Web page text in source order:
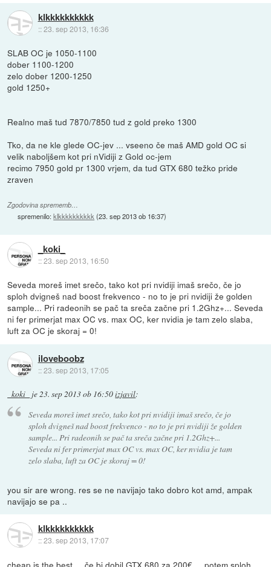
klkkkkkkkkkk
::23. sep 2013, 16:36
SLAB OC je 1050-1100
dober 1100-1200
zelo dober 1200-1250
gold 1250+
Realno maš tud 7870/7850 tud z gold preko 1300
Tko, da ne kle glede OC-jev ... vseeno če maš AMD gold OC si
velik naboljšem kot pri nVidiji z Gold oc-jem
recimo 7950 gold pr 1300 vrjem, da tud GTX 680 težko pride
zraven
Zgodovina sprememb…
spremenilo:klkkkkkkkkkk (23. sep 2013 ob 16:37)
_koki_
::23. sep 2013, 16:50
Seveda moreš imet srečo, tako kot pri nvidiji imaš srečo, če jo
sploh dvigneš nad boost frekvenco - no to je pri nvidiji že golden
sample... Pri radeonih se pač ta sreča začne pri 1.2Ghz+... Seveda
ni fer primerjat max OC vs. max OC, ker nvidia je tam zelo slaba,
luft za OC je skoraj = 0!
iloveboobz
::23. sep 2013, 17:05
_koki_ je23. sep 2013 ob 16:50izjavil:
Seveda moreš imet srečo, tako kot pri nvidiji imaš srečo, če jo
sploh dvigneš nad boost frekvenco - no to je pri nvidiji že golden
sample... Pri radeonih se pač ta sreča začne pri 1.2Ghz+...
Seveda ni fer primerjat max OC vs. max OC, ker nvidia je tam
zelo slaba, luft za OC je skoraj = 0!
you sir are wrong. res se ne navijajo tako dobro kot amd, ampak
navijajo se pa ..
klkkkkkkkkkk
::23. sep 2013, 17:07
cheap is the best ... če bi dobil GTX 680 za 200€ ... potem sploh